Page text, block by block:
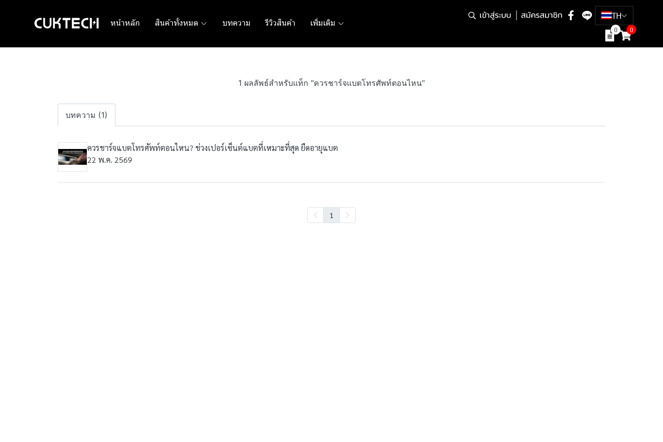
หน้าหลัก สินค้าทั้งหมด บทความ รีวิวสินค้า เพิ่มเติม
เข้าสู่ระบบ สมัครสมาชิก TH
0 0
1 ผลลัพธ์สำหรับแท็ก "ควรชาร์จแบตโทรศัพท์ตอนไหน"
บทความ (1)
ควรชาร์จแบตโทรศัพท์ตอนไหน? ช่วงเปอร์เซ็นต์แบตที่เหมาะที่สุด ยืดอายุแบต
22 พ.ค. 2569
1